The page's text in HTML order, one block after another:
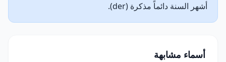
أشهر السنة دائماً مذكرة (der).
أسماء مشابهة